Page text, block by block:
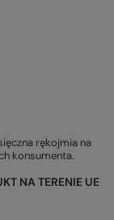
rękojmia na
konsumenta.
NA TERENIE UE